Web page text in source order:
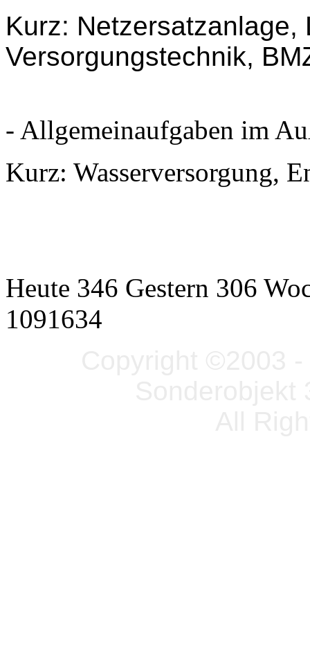
Kurz: Netzersatzanlage,
Versorgungstechnik,
- Allgemeinaufgaben im
Kurz: Wasserversorgung,
Heute 346 Gestern 306
1091634